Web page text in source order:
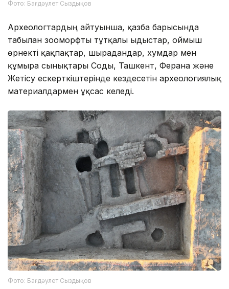
Фото: Бағдәулет Сыздықов
Археологтардың айтуынша, қазба барысында
табылған зооморфты тұтқалы ыдыстар, оймыш
өрнекті қақпақтар, шырағдандар, хумдар мен
құмыра сынықтары Соғды, Ташкент, Ферғана және
Жетісу ескерткіштерінде кездесетін археологиялық
материалдармен ұқсас келеді.
Фото: Бағдәулет Сыздықов